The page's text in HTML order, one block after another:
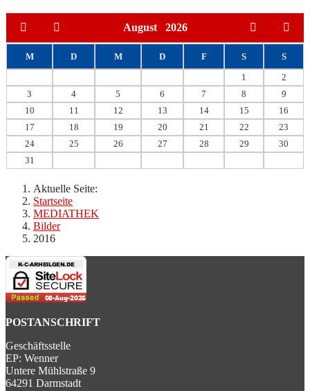
August 2026
M D M D F S
S
1
2
3
4 5 6 7 8
9
10
11 12 13 14 15
16
17
18 19 20 21 22
23
24
25 26 27 28 29
30
31
Aktuelle Seite:
Startseite
MEDIATHEK
Bilder
2016
POSTANSCHRIFT
Geschäftsstelle
EP: Wenner
Untere Mühlstraße 9
64291 Darmstadt